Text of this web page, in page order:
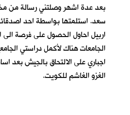
بعد عدة اشهر وصلتني رسالة من
سعد. استلمتها بواسطة احد
اربيل احاول الحصول على فرصة الى
الجامعات هناك لأكمل دراستي
اجباري على الالتحاق بالجيش بعد
الغزو الغاشم للكويت.